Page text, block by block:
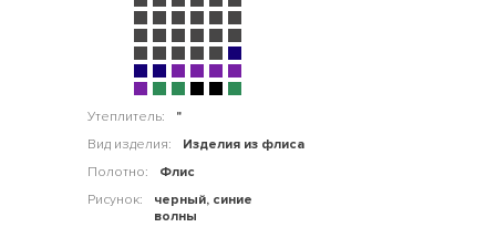
Утеплитель:
"
Вид изделия:
Изделия из флиса
Полотно:
Флис
Рисунок:
черный, синие
волны